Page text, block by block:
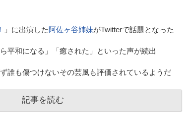
」に出演した阿佐ヶ谷姉妹がTwitterで話題となった
平和になる」「癒された」といった声が続出
誰も傷つけないその芸風も評価されているようだ
記事を読む